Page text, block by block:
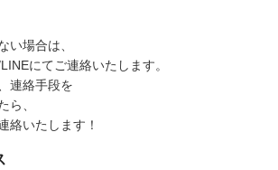
い場合は、
にてご連絡いたします。
連絡手段を
ら、
絡いたします！